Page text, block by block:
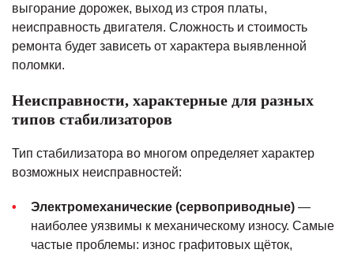
выгорание дорожек, выход из строя платы,
неисправность двигателя. Сложность и стоимость
ремонта будет зависеть от характера выявленной
поломки.
Неисправности, характерные для разных
типов стабилизаторов
Тип стабилизатора во многом определяет характер
возможных неисправностей:
Электромеханические (сервоприводные) —
наиболее уязвимы к механическому износу. Самые
частые проблемы: износ графитовых щёток,